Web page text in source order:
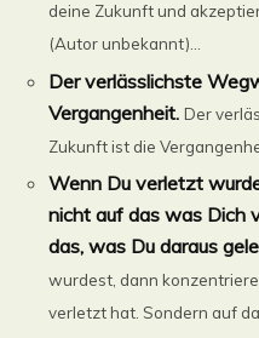
deine Zukunft und
(Autor unbekannt)...
Der verlässlichste
Vergangenheit. Der
Zukunft ist die
Wenn Du verletzt
nicht auf das was Dich
das, was Du daraus
wurdest, dann
verletzt hat. Sondern auf